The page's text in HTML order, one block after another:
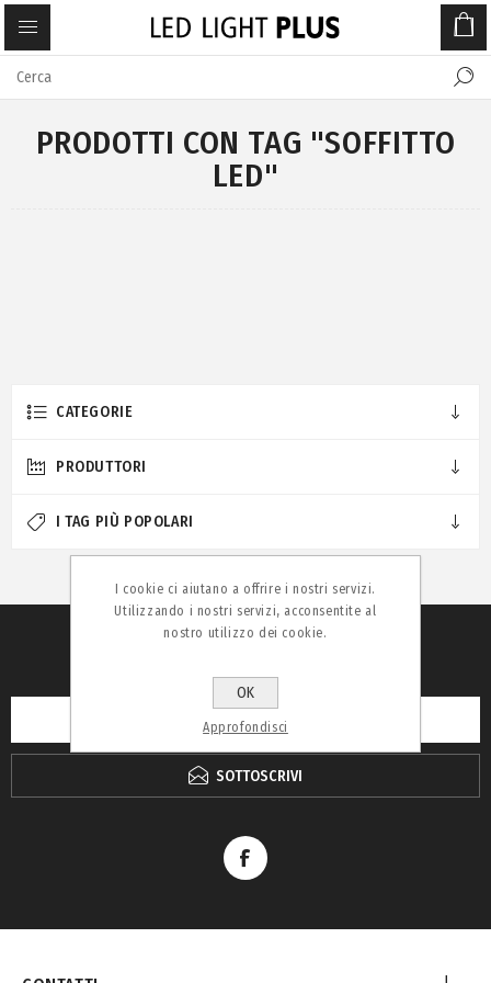
PRODOTTI CON TAG "SOFFITTO
LED"
CATEGORIE
PRODUTTORI
I TAG PIÙ POPOLARI
SOTTOSCRIVI
I cookie ci aiutano a offrire i nostri servizi.
Utilizzando i nostri servizi, acconsentite al
nostro utilizzo dei cookie.
OK
Approfondisci